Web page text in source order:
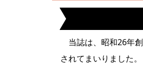
当誌は、昭和26年
されてまいりました。